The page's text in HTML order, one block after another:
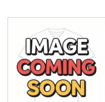
Korta byxor)